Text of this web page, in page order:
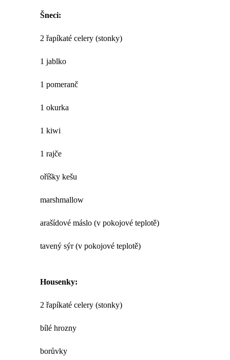
Šneci:
2 řapíkaté celery (stonky)
1 jablko
1 pomeranč
1 okurka
1 kiwi
1 rajče
oříšky kešu
marshmallow
arašídové máslo (v pokojové teplotě)
tavený sýr (v pokojové teplotě)
Housenky:
2 řapíkaté celery (stonky)
bílé hrozny
borůvky